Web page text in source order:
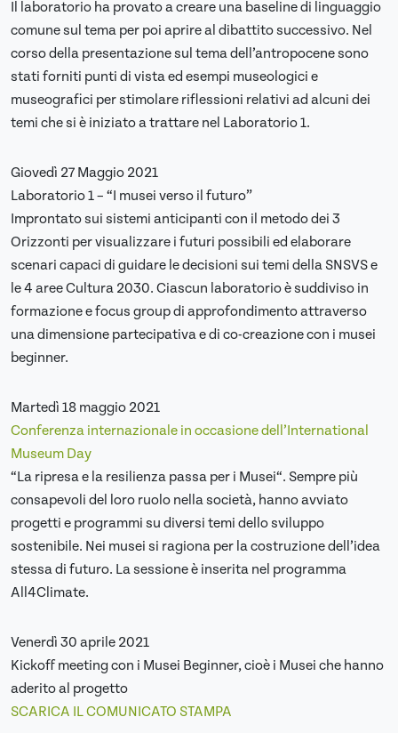
Il laboratorio ha provato a creare una baseline di linguaggio
comune sul tema per poi aprire al dibattito successivo. Nel
corso della presentazione sul tema dell’antropocene sono
stati forniti punti di vista ed esempi museologici e
museografici per stimolare riflessioni relativi ad alcuni dei
temi che si è iniziato a trattare nel Laboratorio 1.
Giovedì 27 Maggio 2021
Laboratorio 1 – “I musei verso il futuro”
Improntato sui sistemi anticipanti con il metodo dei 3
Orizzonti per visualizzare i futuri possibili ed elaborare
scenari capaci di guidare le decisioni sui temi della SNSVS e
le 4 aree Cultura 2030. Ciascun laboratorio è suddiviso in
formazione e focus group di approfondimento attraverso
una dimensione partecipativa e di co-creazione con i musei
beginner.
Martedì 18 maggio 2021
Conferenza internazionale in occasione dell’International
Museum Day
“La ripresa e la resilienza passa per i Musei“. Sempre più
consapevoli del loro ruolo nella società, hanno avviato
progetti e programmi su diversi temi dello sviluppo
sostenibile. Nei musei si ragiona per la costruzione dell’idea
stessa di futuro. La sessione è inserita nel programma
All4Climate.
Venerdì 30 aprile 2021
Kickoff meeting con i Musei Beginner, cioè i Musei che hanno
aderito al progetto
SCARICA IL COMUNICATO STAMPA